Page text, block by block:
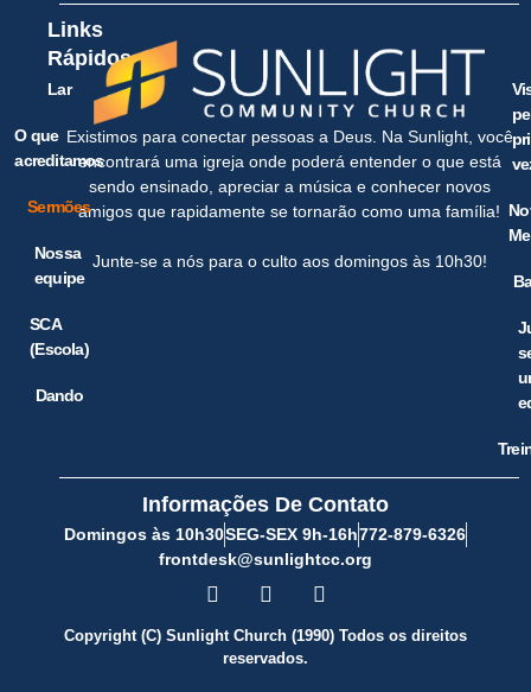
Links
Rápidos
Lar
O que
acreditamos
Sermões
Nossa
equipe
SCA
(Escola)
Dando
Existimos para conectar pessoas a Deus. Na Sunlight, você
encontrará uma igreja onde poderá entender o que está
sendo ensinado, apreciar a música e conhecer novos
amigos que rapidamente se tornarão como uma família!
Junte-se a nós para o culto aos domingos às 10h30!
Informações De Contato
Domingos às 10h30SEG-SEX 9h-16h772-879-6326
frontdesk@sunlightcc.org
Copyright (C) Sunlight Church (1990) Todos os direitos
reservados.